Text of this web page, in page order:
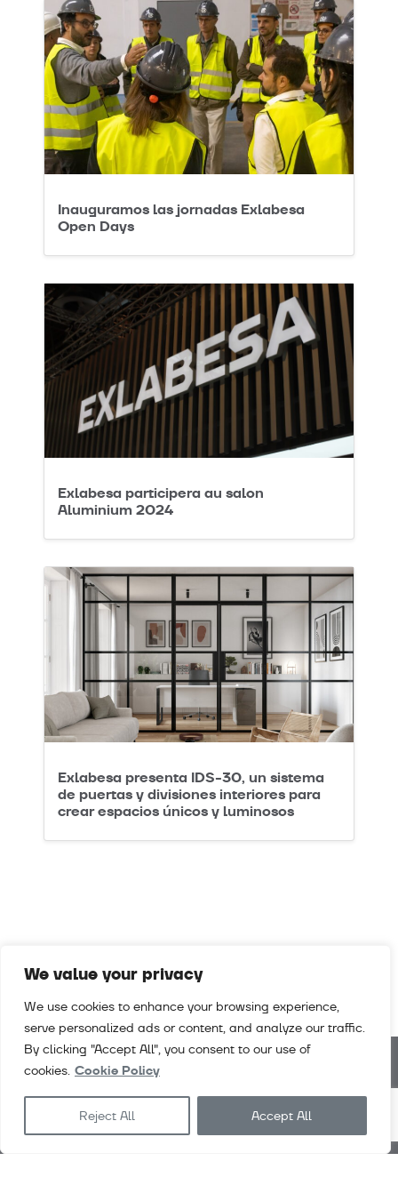
We value your privacy
We use cookies to enhance your browsing experience,
serve personalized ads or content, and analyze our traffic.
By clicking "Accept All", you consent to our use of
cookies. Cookie Policy
Reject All Accept All
Inauguramos las jornadas Exlabesa
Open Days
Exlabesa participera au salon
Aluminium 2024
Exlabesa presenta IDS-30, un sistema
de puertas y divisiones interiores para
crear espacios únicos y luminosos
Condiciones grales. venta